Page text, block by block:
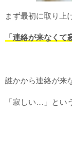
まず最初に取り上
「連絡が来なくて
誰かから連絡が来
「寂しい…」とい